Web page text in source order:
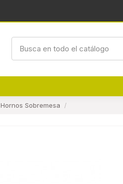
Hornos Sobremesa